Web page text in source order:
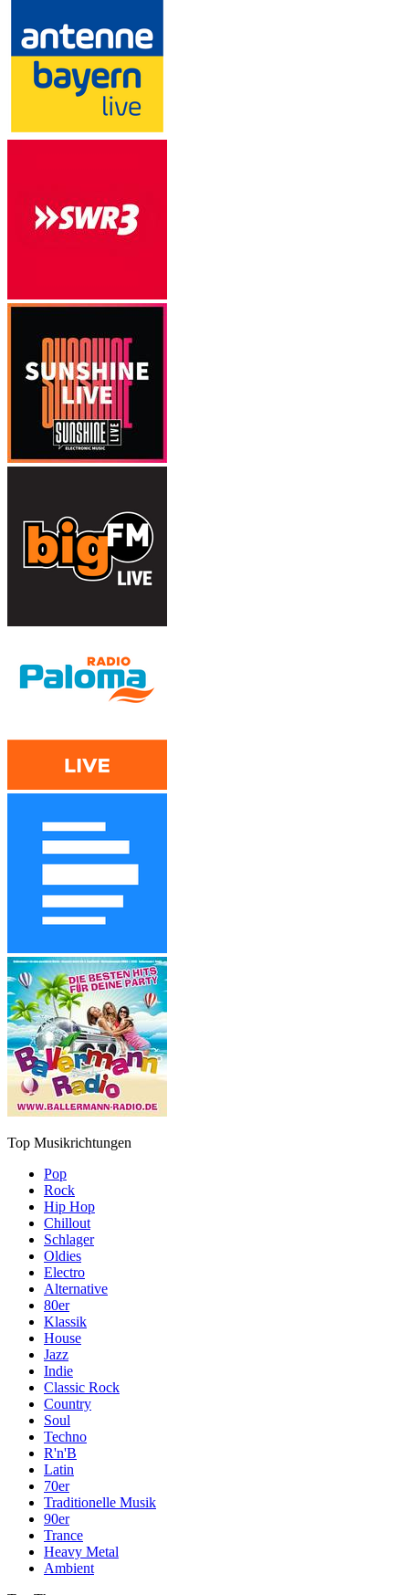
Top Musikrichtungen
Pop
Rock
Hip Hop
Chillout
Schlager
Oldies
Electro
Alternative
80er
Klassik
House
Jazz
Indie
Classic Rock
Country
Soul
Techno
R'n'B
Latin
70er
Traditionelle Musik
90er
Trance
Heavy Metal
Ambient